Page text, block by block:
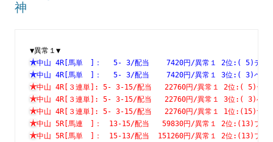
神
▼異常１▼
中山 4R[馬単　]：　 5- 3/配当    7420円/異常１ 2
中山 4R[馬単　]：　 5- 3/配当    7420円/異常
中山 4R[３連単]: 5- 3-15/配当   22760円/異常１ 2
中山 4R[３連単]: 5- 3-15/配当   22760円/異常
中山 4R[３連単]: 5- 3-15/配当   22760円/異常
中山 5R[馬連　]：　13-15/配当   59830円/異常１ 2位
中山 5R[馬単　]：　15-13/配当  151260円/異常１ 2位